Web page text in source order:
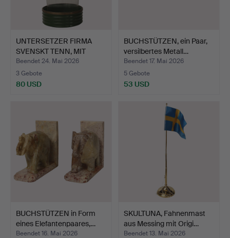
UNTERSETZER FIRMA
SVENSKT TENN, MIT
GLASKA…
Beendet 24. Mai 2026
3 Gebote
80 USD
BUCHSTÜTZEN, ein Paar,
versilbertes Metall…
Beendet 17. Mai 2026
5 Gebote
53 USD
BUCHSTÜTZEN in Form
eines Elefantenpaares,…
Beendet 16. Mai 2026
SKULTUNA, Fahnenmast
aus Messing mit Origi…
Beendet 13. Mai 2026